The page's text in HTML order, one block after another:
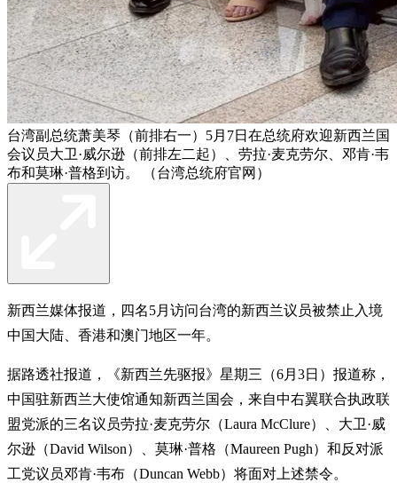
台湾副总统萧美琴（前排右一）5月7日在总统府欢迎新西兰国
会议员大卫·威尔逊（前排左二起）、劳拉·麦克劳尔、邓肯·韦
布和莫琳·普格到访。 （台湾总统府官网）
新西兰媒体报道，四名5月访问台湾的新西兰议员被禁止入境
中国大陆、香港和澳门地区一年。
据路透社报道，《新西兰先驱报》星期三（6月3日）报道称，
中国驻新西兰大使馆通知新西兰国会，来自中右翼联合执政联
盟党派的三名议员劳拉·麦克劳尔（Laura McClure）、大卫·威
尔逊（David Wilson）、莫琳·普格（Maureen Pugh）和反对派
工党议员邓肯·韦布（Duncan Webb）将面对上述禁令。